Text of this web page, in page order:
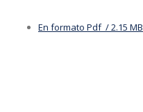
En formato Pdf / 2.15 MB